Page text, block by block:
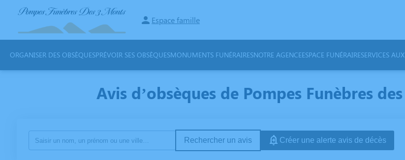
Espace famille
ORGANISER DES OBSÈQUESPRÉVOIR SES OBSÈQUESMONUMENTS FUNÉRAIRESNOTRE AGENCEESPACE FUNÉRAIRESERVICES
Avis d’obsèques de Pompes Funèbres
Rechercher un avis Créer une alerte avis de décès